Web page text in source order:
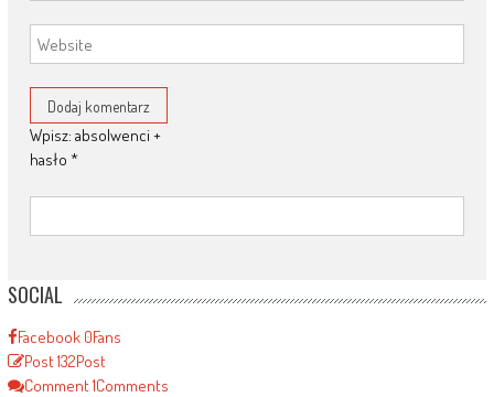
Wpisz: absolwenci +
hasło *
SOCIAL
Facebook 0Fans
Post132Post
Comment1Comments